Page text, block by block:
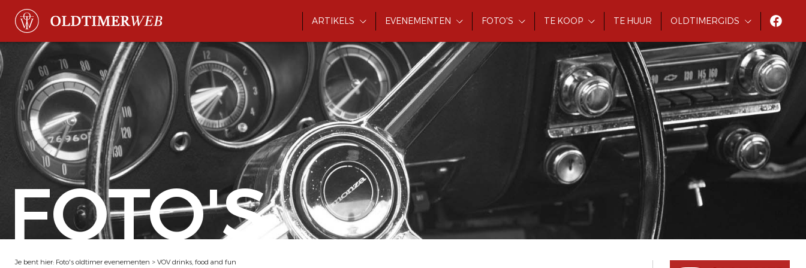
ARTIKELS EVENEMENTEN FOTO'S TE KOOP TE HUUR OLDTIMERGIDS
FOTO'S
Je bent hier: Foto's oldtimer evenementen > VOV drinks, food and fun